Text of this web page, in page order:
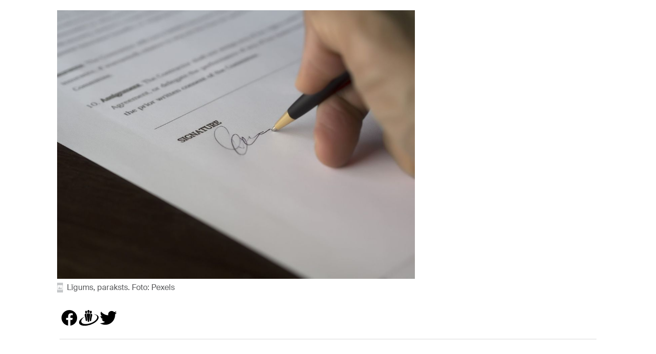
Līgums, paraksts. Foto: Pexels